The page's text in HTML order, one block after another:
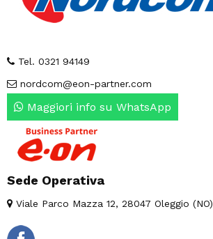
Tel. 0321 94149
nordcom@eon-partner.com
Maggiori info su WhatsApp
Sede Operativa
Viale Parco Mazza 12, 28047 Oleggio (NO)